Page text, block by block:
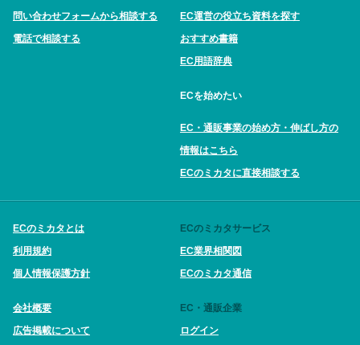
問い合わせフォームから相談する
電話で相談する
EC運営の役立ち資料を探す
おすすめ書籍
EC用語辞典
ECを始めたい
EC・通販事業の始め方・伸ばし方の
情報はこちら
ECのミカタに直接相談する
ECのミカタとは
利用規約
個人情報保護方針
会社概要
広告掲載について
ECのミカタサービス
EC業界相関図
ECのミカタ通信
EC・通販企業
ログイン